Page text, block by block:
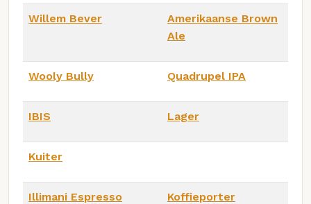
Willem Bever
Amerikaanse Brown
Ale
Wooly Bully Quadrupel IPA
IBIS Lager
Kuiter
Illimani Espresso
Koffieporter